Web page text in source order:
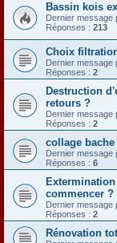
Bassin kois
Dernier message
Réponses : 213
Choix
Dernier message
Réponses : 2
Destruction
retours ?
Dernier message
Réponses : 2
collage bache
Dernier message
Réponses : 6
commencer ?
Dernier message
Réponses : 2
Rénovation